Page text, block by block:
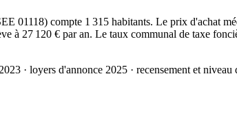
01118) compte 1 315 habitants. Le prix d'achat
à 27 120 € par an. Le taux communal de taxe
· loyers d'annonce 2025 · recensement et